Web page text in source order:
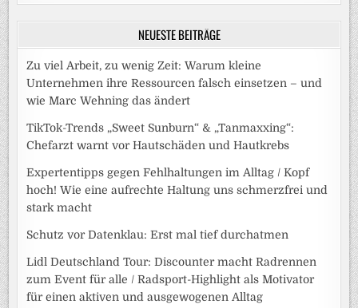
NEUESTE BEITRÄGE
Zu viel Arbeit, zu wenig Zeit: Warum kleine
Unternehmen ihre Ressourcen falsch einsetzen – und
wie Marc Wehning das ändert
TikTok-Trends „Sweet Sunburn“ & „Tanmaxxing“:
Chefarzt warnt vor Hautschäden und Hautkrebs
Expertentipps gegen Fehlhaltungen im Alltag / Kopf
hoch! Wie eine aufrechte Haltung uns schmerzfrei und
stark macht
Schutz vor Datenklau: Erst mal tief durchatmen
Lidl Deutschland Tour: Discounter macht Radrennen
zum Event für alle / Radsport-Highlight als Motivator
für einen aktiven und ausgewogenen Alltag